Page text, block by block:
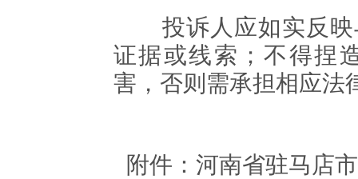
投诉人应如实反映
证据或线索；不得捏
害，否则需承担相应法
附件： 河南省驻马店